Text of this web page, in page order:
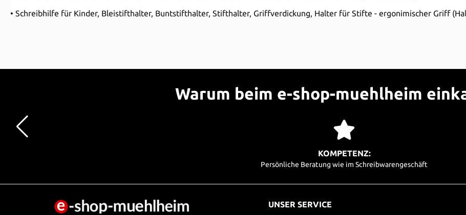
• Schreibhilfe für Kinder, Bleistifthalter, Buntstifthalter, Stifthalter, Griffverdickung, Halter für Stifte - ergonimischer Griff
Warum beim e-shop-muehlheim
KOMPETENZ:
Persönliche Beratung wie im Schreibwarengeschäft
UNSER SERVICE